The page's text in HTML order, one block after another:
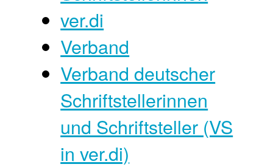
ver.di
Verband
Verband deutscher
Schriftstellerinnen
und Schriftsteller (VS
in ver.di)